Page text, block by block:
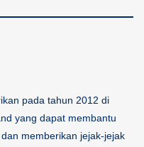
pada tahun 2012 di
yang dapat membantu
memberikan jejak-jejak